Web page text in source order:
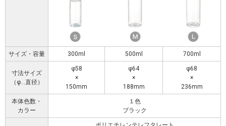
サイズ・容量 300ml 500ml 700ml
寸法サイズ
（φ…直径）
φ58
×
150mm
φ64
×
188mm
φ68
×
236mm
本体色数・
カラー
１色
ブラック